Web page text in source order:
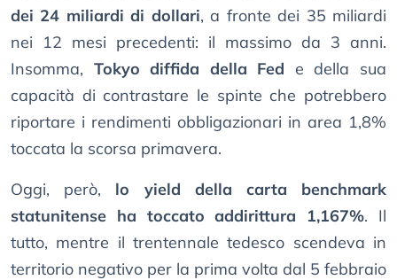
dei 24 miliardi di dollari, a fronte dei 35 miliardi
nei 12 mesi precedenti: il massimo da 3 anni.
Insomma, Tokyo diffida della Fed e della sua
capacità di contrastare le spinte che potrebbero
riportare i rendimenti obbligazionari in area 1,8%
toccata la scorsa primavera.
Oggi, però, lo yield della carta benchmark
statunitense ha toccato addirittura 1,167%. Il
tutto, mentre il trentennale tedesco scendeva in
territorio negativo per la prima volta dal 5 febbraio